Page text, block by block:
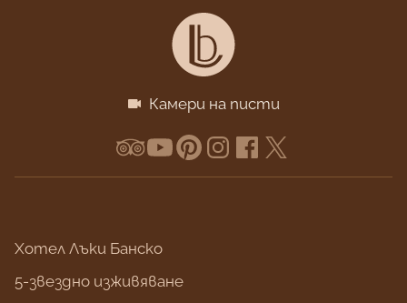
Камери на писти
Хотел Лъки Банско
5-звездно изживяване